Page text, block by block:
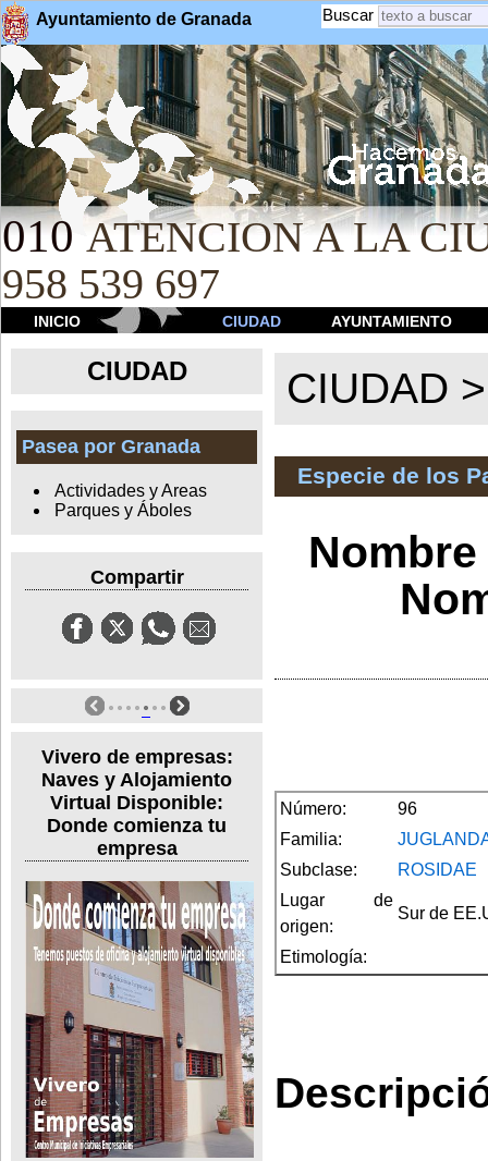
Ayuntamiento de Granada Buscar
010 ATENCION A LA
958 539 697
INICIO CIUDAD AYUNTAMIENTO
CIUDAD
Pasea por Granada
Actividades y Areas
Parques y Áboles
Compartir
Vivero de empresas:
Naves y Alojamiento
Virtual Disponible:
Donde comienza tu
empresa
CIUDAD
Especie de los
Número:
96
Familia:
Subclase:
ROSIDAE
Lugar de
origen:
Sur de
Etimología: